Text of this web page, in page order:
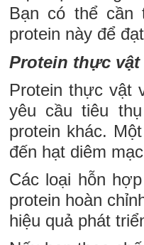
Bạn có thể cần
protein này để
Protein thực
Protein thực vật
yêu cầu tiêu
protein khác.
đến hạt diêm
Các loại hỗn
protein hoàn
hiệu quả phát